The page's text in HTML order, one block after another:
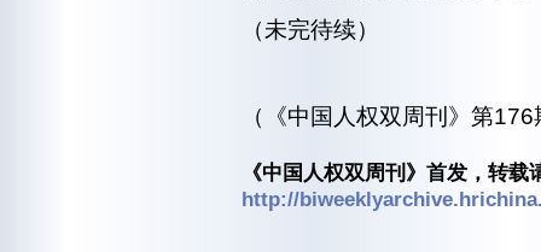
（未完待续）
（《中国人权双周刊》第
《中国人权双周刊》首发，转载
http://